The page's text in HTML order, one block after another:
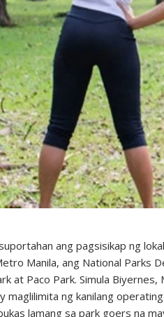
ang pagsisikap ng
Manila, ang National Parks
at Paco Park. Simula
maglilimita ng kanilang
lamang sa park goers na